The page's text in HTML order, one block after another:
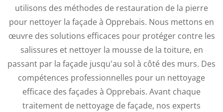
utilisons des méthodes de restauration de la pierre
pour nettoyer la façade à Opprebais. Nous mettons en
œuvre des solutions efficaces pour protéger contre les
salissures et nettoyer la mousse de la toiture, en
passant par la façade jusqu'au sol à côté des murs. Des
compétences professionnelles pour un nettoyage
efficace des façades à Opprebais. Avant chaque
traitement de nettoyage de façade, nos experts